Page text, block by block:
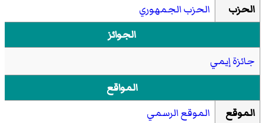
الحزب
الحزب الجمهوري
الجوائز
جائزة إيمي
المواقع
الموقع
الموقع الرسمي